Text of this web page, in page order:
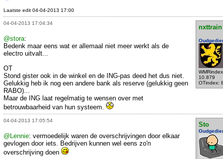
Laatste edit 04-04-2013 17:00
04-04-2013 17:04:34
nxttrain
10.879
OTindex:
@stora:
Bedenk maar eens wat er allemaal niet meer werkt als de
electro uitvalt...
OT
Stond gister ook in de winkel en de ING-pas deed het dus niet.
Gelukkig heb ik nog een andere bank als reserve (gelukkig geen
RABO)...
Maar de ING laat regelmatig te wensen over met
betrouwbaarheid van hun systeem.
04-04-2013 17:05:54
Sto
@Lennie: vermoedelijk waren de overschrijvingen door elkaar
gevlogen door iets. Bedrijven kunnen wel eens zo'n
overschrijving doen